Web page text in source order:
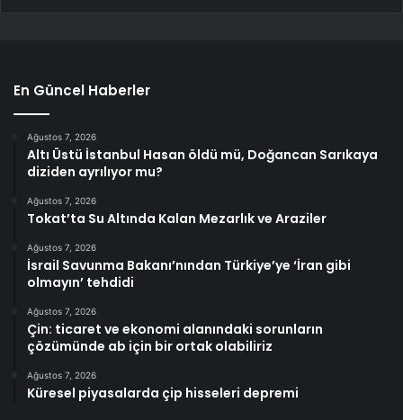
En Güncel Haberler
Ağustos 7, 2026
Altı Üstü İstanbul Hasan öldü mü, Doğancan Sarıkaya
diziden ayrılıyor mu?
Ağustos 7, 2026
Tokat’ta Su Altında Kalan Mezarlık ve Araziler
Ağustos 7, 2026
İsrail Savunma Bakanı’nından Türkiye’ye ‘İran gibi
olmayın’ tehdidi
Ağustos 7, 2026
Çin: ticaret ve ekonomi alanındaki sorunların
çözümünde ab için bir ortak olabiliriz
Ağustos 7, 2026
Küresel piyasalarda çip hisseleri depremi